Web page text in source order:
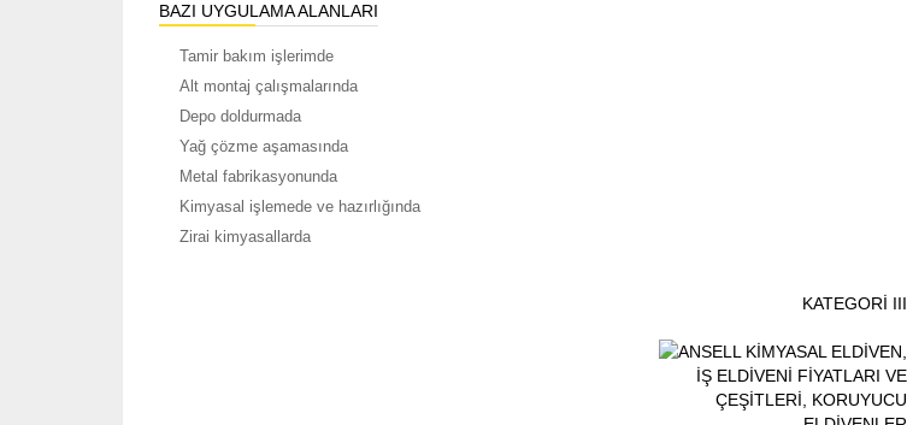
BAZI UYGULAMA ALANLARI
Tamir bakım işlerimde
Alt montaj çalışmalarında
Depo doldurmada
Yağ çözme aşamasında
Metal fabrikasyonunda
Kimyasal işlemede ve hazırlığında
Zirai kimyasallarda
KATEGORİ III